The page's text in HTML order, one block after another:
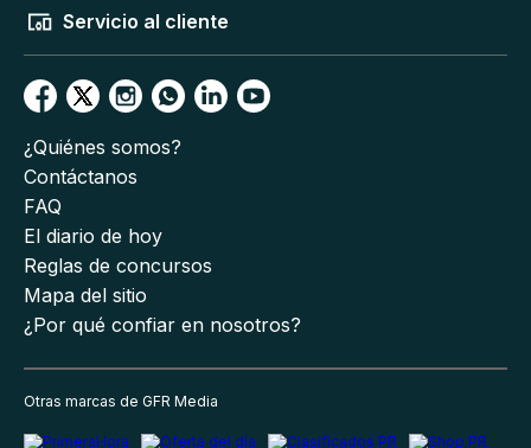
Servicio al cliente
¿Quiénes somos?
Contáctanos
FAQ
El diario de hoy
Reglas de concursos
Mapa del sitio
¿Por qué confiar en nosotros?
Otras marcas de GFR Media